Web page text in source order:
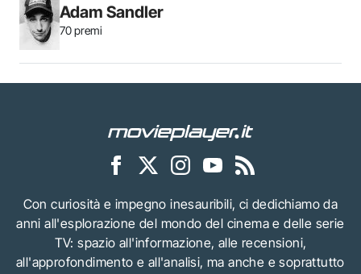
Adam Sandler
70 premi
Con curiosità e impegno inesauribili, ci dedichiamo da
anni all'esplorazione del mondo del cinema e delle serie
TV: spazio all'informazione, alle recensioni,
all'approfondimento e all'analisi, ma anche e soprattutto